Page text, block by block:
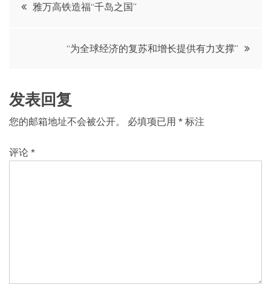
航
雅万高铁造福“千岛之国”
“为全球经济的复苏和增长提供有力支撑”
发表回复
您的邮箱地址不会被公开。 必填项已用 * 标注
评论 *